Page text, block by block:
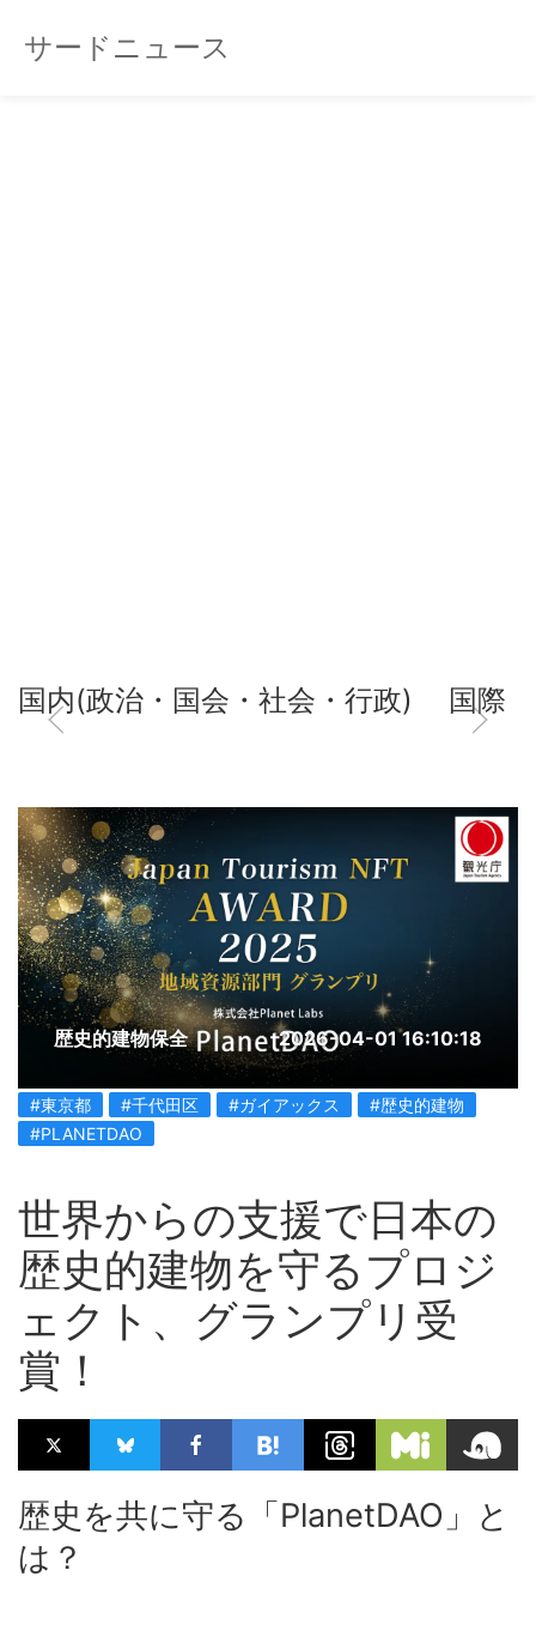
サードニュース
国内(政治・国会・社会・行政) 国際
歴史的建物保全 2026-04-01 16:10:18
#東京都 #千代田区 #ガイアックス
#歴史的建物
#PLANETDAO
世界からの支援で日本の
歴史的建物を守るプロジ
ェクト、グランプリ受
賞！
歴史を共に守る「PlanetDAO」と
は？